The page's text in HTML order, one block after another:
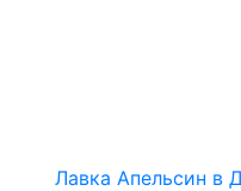
Лавка Апельсин в